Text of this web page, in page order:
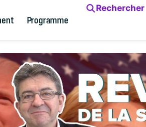
Programme
Rechercher